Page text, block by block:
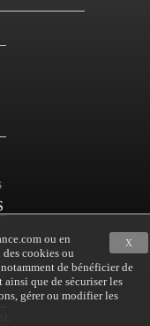
X
ou en
cookies ou
de bénéficier de
ainsi que de sécuriser les
gérer ou modifier les